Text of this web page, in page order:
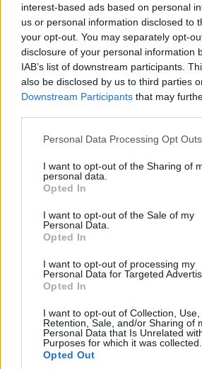
interest-based ads based on personal
us or personal information disclosed to
your opt-out. You may separately opt-
disclosure of your personal information
IAB’s list of downstream participants.
also be disclosed by us to third parties
Downstream Participants that may
Please note that this website/app uses
not limited to your visit or usage
grant or deny consent to Google and its
use your data for below specified
consent section.
Personal Data Processing Opt Outs
I want to opt-out of the Sharing of
personal data.
Opted In
I want to opt-out of the Sale of my
Personal Data.
Opted In
I want to opt-out of processing my
Personal Data for Targeted
Opted In
I want to opt-out of Collection, Use,
Retention, Sale, and/or Sharing of
Personal Data that Is Unrelated
Purposes for which it was collected.
Opted Out
13:55
Hát nagyjából semennyi! Úgy
kört kell még megtennie Keatingnek a
Bergmeister addig utol is érheti – és
nem lett volna teljesen tiszta az indulás...
Keating bejött letölteni a
elindult, nézzük, mennyi előnye marad...
Éles csata a 7-8. helyen: az egy
Garcia kergeti Plát a Fordban.
Közben már csak 37,5 másodperc
ÉS ITT AZ ÚJABB DRÁMA!